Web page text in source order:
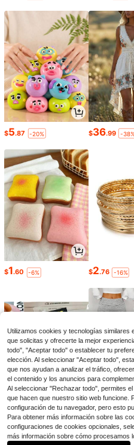
$5.87 -20% $36.99 -
$1.60 -6% $2.76 -16%
$5.67 -19% $9.00 -19%
Utilizamos cookies y tecnologías similares
que solicitas y ofrecerte la mejor
todo", "Aceptar todo" o establecer tu
elección. Al seleccionar "Aceptar todo",
que nos ayudan a analizar el tráfico,
el contenido y los anuncios para
Al seleccionar "Rechazar todo", permites
que hacen que nuestro sitio web funcione.
configuración de tu navegador, pero esto
Para obtener más información sobre las
configuraciones de cookies opcionales,
más información sobre cómo procesamos